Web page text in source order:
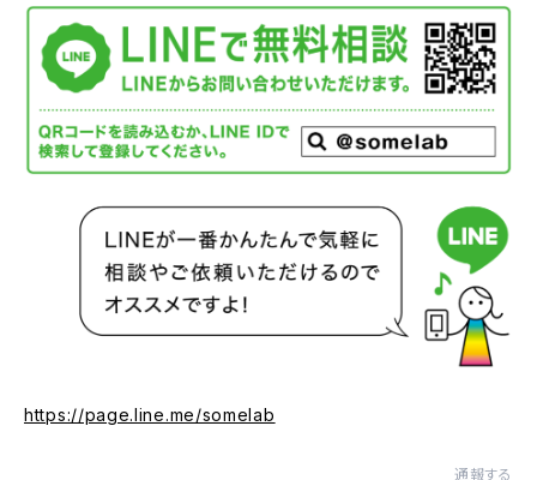
https://page.line.me/somelab
通報する